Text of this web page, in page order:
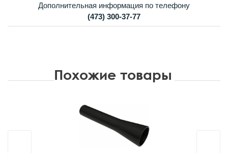
Дополнительная информация по телефону
(473) 300-37-77
Похожие товары